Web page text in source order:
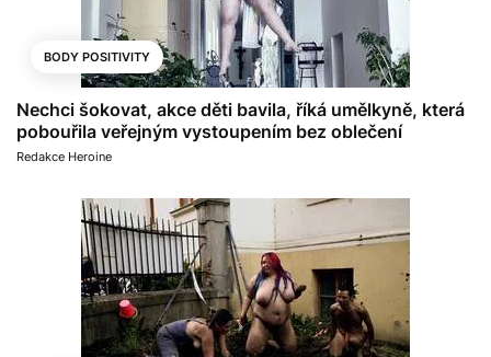
BODY POSITIVITY
Nechci šokovat, akce děti bavila, říká umělkyně, která
pobouřila veřejným vystoupením bez oblečení
Redakce Heroine